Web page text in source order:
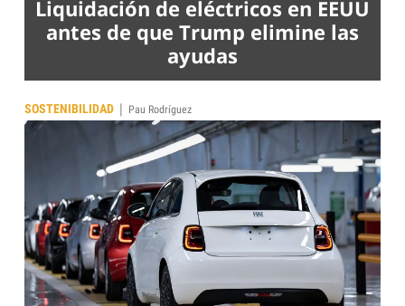
Liquidación de eléctricos en EEUU
antes de que Trump elimine las
ayudas
SOSTENIBILIDAD | Pau Rodríguez